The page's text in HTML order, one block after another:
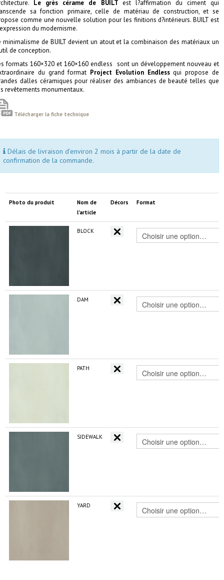
Le grès cérame de BUILT est l?affirmation du ciment qui
sa fonction primaire, celle de matériau de construction, et se
comme une nouvelle solution pour les finitions d?intérieurs. BUILT est
du modernisme.
minimalisme de BUILT devient un atout et la combinaison des matériaux un
de conception.
formats 160×320 et 160×160 endless sont un développement nouveau et
du grand format Project Evolution Endlessqui propose de
dalles céramiques pour réaliser des ambiances de beauté telles que
revêtements monumentaux.
Télécharger la fiche technique
Délais de livraison d'environ 2 mois à partir de la date de
confirmation de la commande.
Photo du produit
Nom de
l'article
Décors Format
BLOCK
DAM
PATH
SIDEWALK
YARD